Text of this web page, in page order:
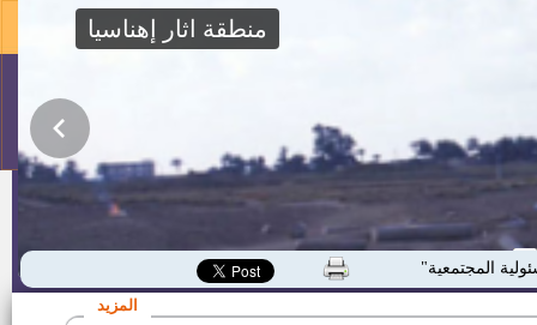
01018460099
منطقة اثار إهناسيا
المجتمعية"
المزيد
وظائف بشــــــركة نورنايل تكستايل
عام محافظة بنى سويف
وظائف ( معلم مساعد) بالازهر
الشريف
اسماء ومواعيد المقابلات الشخصية
لوظائف هيئه قضايا الدوله اعلان